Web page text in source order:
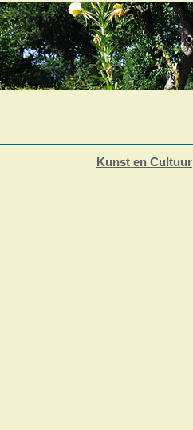
Kunst en Cultuur